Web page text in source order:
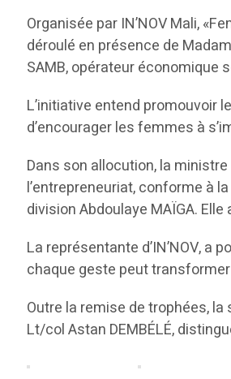
Organisée par IN’NOV Mali,
déroulé en présence de
SAMB, opérateur économique
L’initiative entend promouvoir
d’encourager les femmes à
Dans son allocution, la
l’entrepreneuriat, conforme à
division Abdoulaye MAÏGA.
La représentante d’IN’NOV, a
chaque geste peut
Outre la remise de trophées,
Lt/col Astan DEMBÉLÉ,